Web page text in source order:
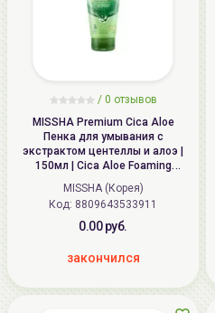
/ 0 отзывов
MISSHA Premium Cica Aloe
Пенка для умывания c
экстрактом центеллы и алоэ |
150мл | Cica Aloe Foaming
Cleanser
MISSHA (Корея)
Код: 8809643533911
0.00 руб.
закончился